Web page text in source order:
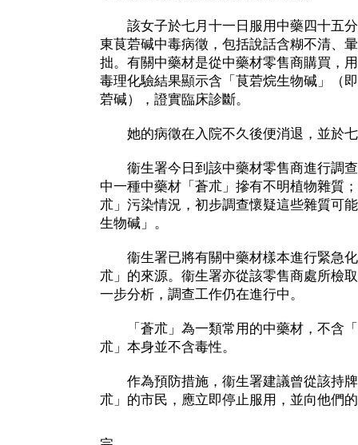
該女子於七月十一日服用中藥四十五分
東茛菪碱中毒病徵，包括說話含糊不清、
拙。有關中藥材是從中藥材零售商購買，
毒理化驗結果顯示含「茛菪烷生物碱」（
菪碱），證實臨床診斷。
她的病徵在入院不久後便消退，並於七
衞生署今日到該中藥材零售商進行調查
中一種中藥材「蒼朮」摻有不明植物雜質
朮」污染情況，初步調查懷疑這些雜質可
生物碱」。
衞生署已將有關中藥材樣本進行緊急化
朮」的來源。衞生署亦從該零售商處所檢
一步分析，調查工作仍在進行中。
「蒼朮」為一類常用的中藥材，不含「
朮」本身並不含毒性。
作為預防措施，衞生署建議曾從該持牌
朮」的市民，應立即停止服用，並向他們